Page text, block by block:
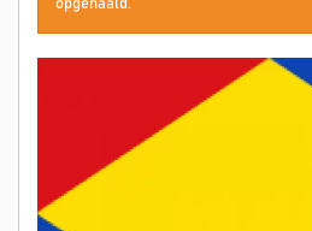
opgehaald.